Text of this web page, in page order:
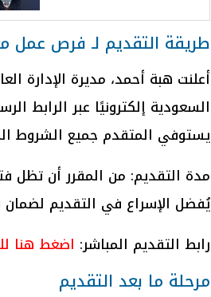
طريقة التقديم لـ فرص عمل
أعلنت هبة أحمد، مديرة الإدارة
السعودية إلكترونيًا عبر
يستوفي المتقدم جميع الشروط
يُفضل الإسراع في التقديم
رابط التقديم المباشر: اضغط هنا
مرحلة ما بعد التقديم